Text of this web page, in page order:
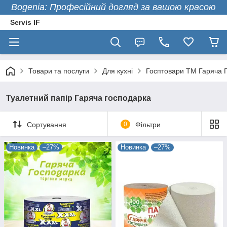
Bogenia: Професійний догляд за вашою красою
Servis IF
Товари та послуги Для кухні Госптовари ТМ Гаряча
Туалетний папір Гаряча господарка
Сортування 0 Фільтри
Новинка –27% Новинка –27%